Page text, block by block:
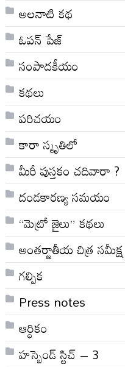
అల‌నాటి క‌థ‌
ఓపన్ పేజ్
సంపాదకీయం
కథలు
పరిచయం
కారా స్మృతిలో
మీరీ పుస్తకం చదివారా ?
దండకారణ్య సమయం
“మెట్రో జైలు” కథలు
అంతర్జాతీయ చిత్ర సమీక్ష
గల్పిక
Press notes
ఆర్ధికం
హస్బెండ్ స్టిచ్ – 3